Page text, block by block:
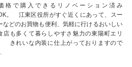
格で購入できるリノベーション済み
。 江東区役所がすぐ近くにあって、スー
などのお買物も便利、気軽に行けるおいしい
店も多くて暮らしやすさ魅力の東陽町エリ
きれいな内装に仕上がっておりますので